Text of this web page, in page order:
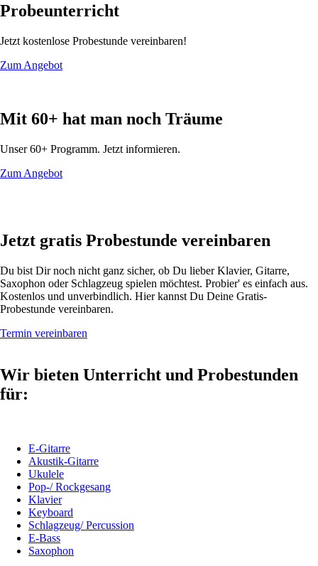
Kanal
Kontakt
Kontakt
Datenschutz
Probe­unterricht
Jetzt kostenlose Probestunde vereinbaren!
Zum Angebot
Mit 60+ hat man noch Träume
Unser 60+ Programm. Jetzt informieren.
Zum Angebot
Jetzt gratis Probestunde vereinbaren
Du bist Dir noch nicht ganz sicher, ob Du lieber Klavier, Gitarre,
Saxophon oder Schlagzeug spielen möchtest. Probier' es einfach aus.
Kostenlos und unverbindlich. Hier kannst Du Deine Gratis-
Probestunde vereinbaren.
Termin vereinbaren
Wir bieten Unterricht und Probe­stunden
für:
E-Gitarre
Akustik-Gitarre
Ukulele
Pop-/ Rockgesang
Klavier
Keyboard
Schlagzeug/ Percussion
E-Bass
Saxophon